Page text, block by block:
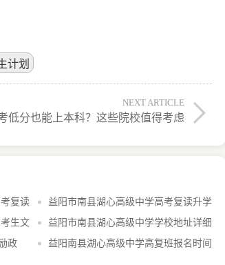
计划
NEXT ARTICLE
低分也能上本科？这些院校值得考虑
复读
益阳市南县湖心高级中学高考复读升学
率究竟如何？
生文
益阳市南县湖心高级中学学校地址详细
介绍，你知道在哪吗？
政
益阳南县湖心高级中学高复班报名时间